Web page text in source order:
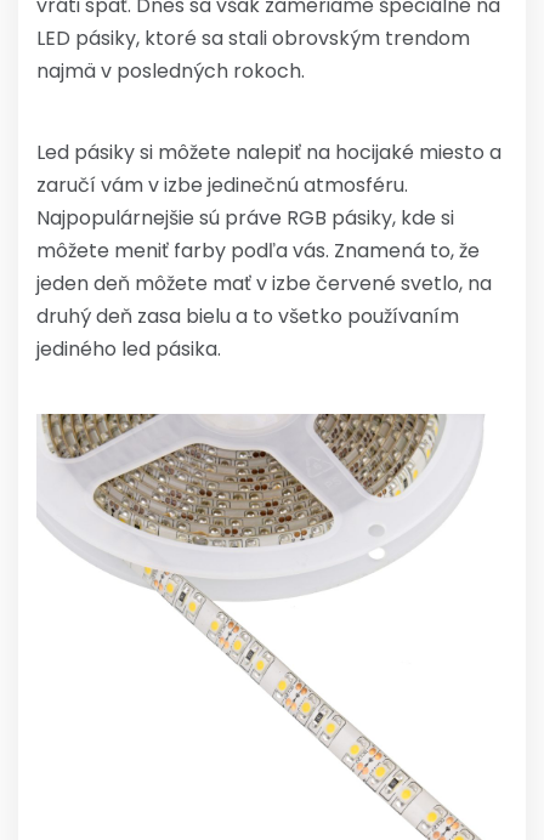
LED pásiky, ktoré sa stali obrovským trendom
najmä v posledných rokoch.
Led pásiky si môžete nalepiť na hocijaké miesto a
zaručí vám v izbe jedinečnú atmosféru.
Najpopulárnejšie sú práve RGB pásiky, kde si
môžete meniť farby podľa vás. Znamená to, že
jeden deň môžete mať v izbe červené svetlo, na
druhý deň zasa bielu a to všetko používaním
jediného led pásika.